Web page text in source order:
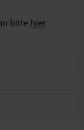
bitte hier